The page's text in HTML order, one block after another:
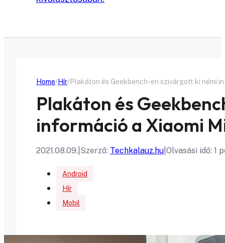
Home Hír Plakáton és Geekbench-en szivárgott ki némi
Plakáton és
információ a Xiaomi
2021.08.09. Szerző: Techkalauz.hu Olvasási idő: 1
Android
Hír
Mobil